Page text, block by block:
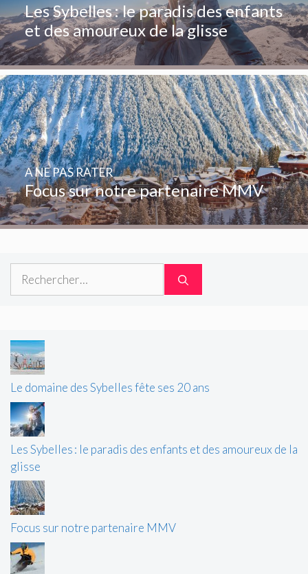
Les Sybelles : le paradis des enfants
et des amoureux de la glisse
Focus sur notre partenaire MMV
A NE PAS RATER
Rechercher :
Le domaine des Sybelles fête ses 20 ans
Les Sybelles : le paradis des enfants et des amoureux de la
glisse
Focus sur notre partenaire MMV